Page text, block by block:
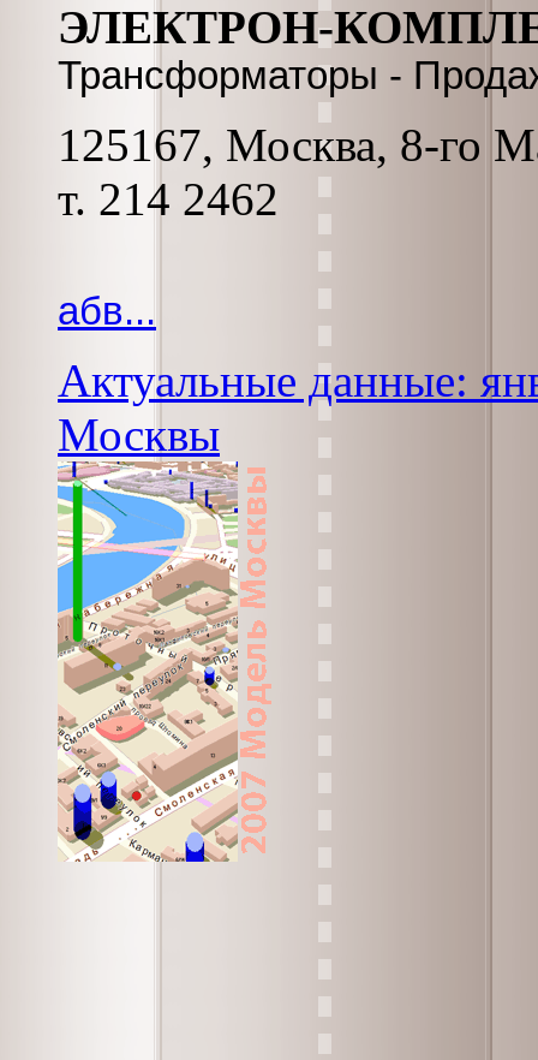
ЭЛЕКТРОН-
Трансформаторы -
125167, Москва, 8-го
т. 214 2462
абв...
Актуальные данные:
Москвы